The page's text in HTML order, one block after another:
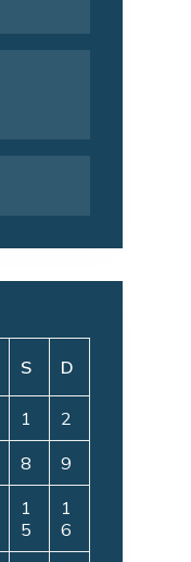
S D
1 2
8 9
1
5
1
6